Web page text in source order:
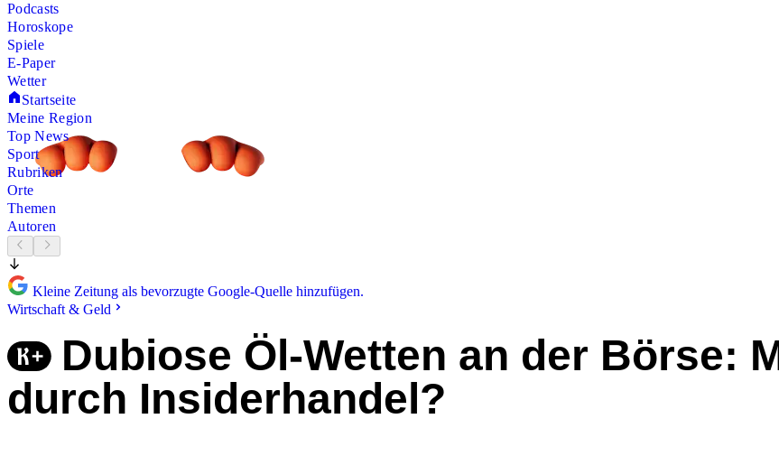
Podcasts
Horoskope
Spiele
E-Paper
Wetter
Startseite
Meine Region
Top News
Sport
Rubriken
Orte
Themen
Autoren
Kleine Zeitung als bevorzugte Google-Quelle hinzufügen.
Wirtschaft & Geld
Dubiose Öl-Wetten an der Börse:
durch Insiderhandel?